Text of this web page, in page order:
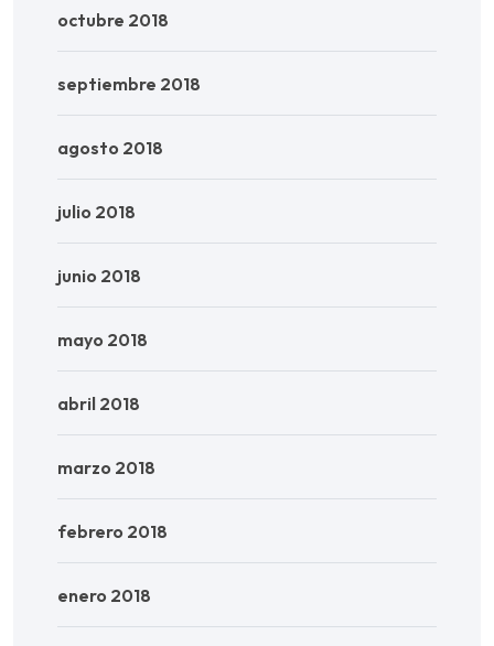
octubre 2018
septiembre 2018
agosto 2018
julio 2018
junio 2018
mayo 2018
abril 2018
marzo 2018
febrero 2018
enero 2018